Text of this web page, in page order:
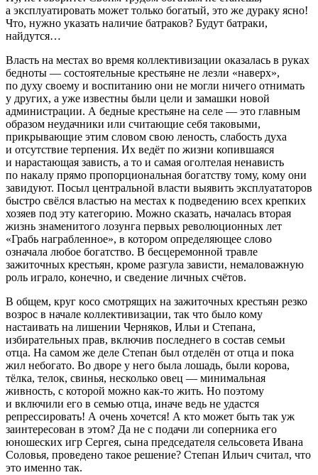
а эксплуатировать может только богатый, это же дураку ясно!
Что, нужно указать наличие батраков? Будут батраки,
найдутся…
Власть на местах во время коллективизации оказалась в руках
бедноты — состоятельные крестьяне не лезли «наверх»,
по духу своему и воспитанию они не могли ничего отнимать
у других, а уже известны были цели и замашки новой
администрации. А бедные крестьяне на селе — это главным
образом неудачники или считающие себя таковыми,
прикрывающие этим словом свою леность, слабость духа
и отсутствие терпения. Их ведёт по жизни копившаяся
и нарастающая зависть, а то и самая оголтелая ненависть
по накалу прямо пропорциональная богатству тому, кому они
завидуют. Посыл центральной власти выявить эксплуататоров
быстро свёлся властью на местах к подведению всех крепких
хозяев под эту категорию. Можно сказать, началась вторая
жизнь знаменитого лозунга первых революционных лет
«Грабь награбленное», в котором определяющее слово
означала любое богатство. В бесцеремонной травле
зажиточных крестьян, кроме разгула зависти, немаловажную
роль играло, конечно, и сведение личных счётов.
В общем, круг косо смотрящих на зажиточных крестьян резко
возрос в начале коллективизации, так что было кому
настаивать на лишении Черняков, Ильи и Степана,
избирательных прав, включив последнего в состав семьи
отца. На самом же деле Степан был отделён от отца и пока
жил небогато. Во дворе у него была лошадь, были корова,
тёлка, телок, свинья, несколько овец — минимальная
живность, с которой можно как-то жить. Но поэтому
и включили его в семью отца, иначе ведь не удастся
репрессировать! А очень хочется! А кто может быть так уж
заинтересован в этом? Да не с подачи ли соперника его
юношеских игр Сергея, сына председателя сельсовета Ивана
Соловья, проведено такое решение? Степан Ильич считал, что
это именно так.